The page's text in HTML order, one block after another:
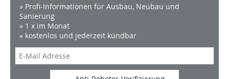
» Profi-Informationen für Ausbau, Neubau und
Sanierung
» 1 x im Monat
» kostenlos und jederzeit kündbar